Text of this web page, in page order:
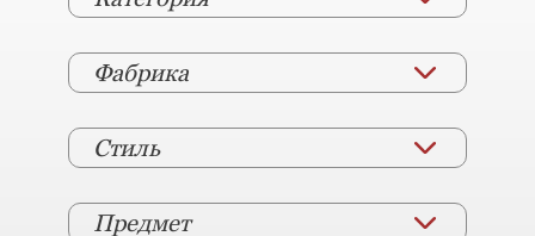
Фабрика
Стиль
Предмет